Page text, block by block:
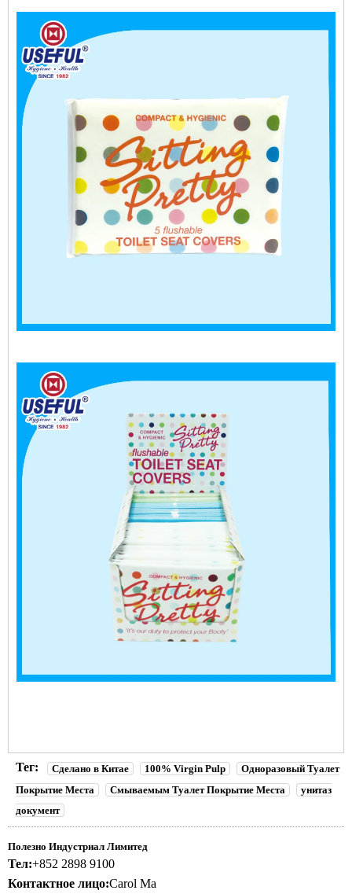
Тег: Сделано в Китае 100% Virgin Pulp
Одноразовый Туалет
Покрытие Места
Смываемым Туалет Покрытие Места
унитаз
документ
Полезно Индустриал Лимитед
Тел:+852 2898 9100
Контактное лицо:Carol Ma